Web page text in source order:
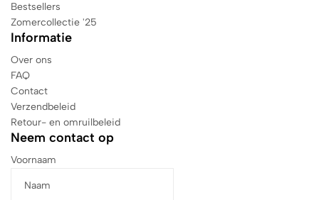
Bestsellers
Zomercollectie '25
Informatie
Over ons
FAQ
Contact
Verzendbeleid
Retour- en omruilbeleid
Neem contact op
Voornaam